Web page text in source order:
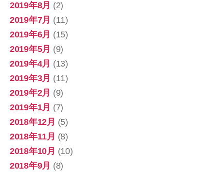
2019年8月 (2)
2019年7月 (11)
2019年6月 (15)
2019年5月 (9)
2019年4月 (13)
2019年3月 (11)
2019年2月 (9)
2019年1月 (7)
2018年12月 (5)
2018年11月 (8)
2018年10月 (10)
2018年9月 (8)